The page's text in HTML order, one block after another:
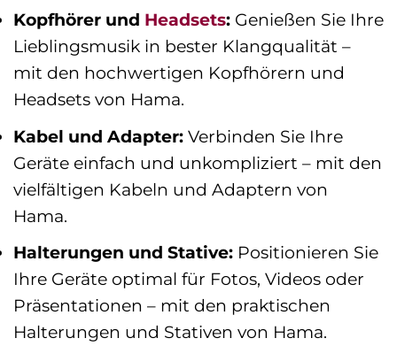
Kopfhörer und Headsets: Genießen Sie Ihre
Lieblingsmusik in bester Klangqualität –
mit den hochwertigen Kopfhörern und
Headsets von Hama.
Kabel und Adapter: Verbinden Sie Ihre
Geräte einfach und unkompliziert – mit den
vielfältigen Kabeln und Adaptern von
Hama.
Halterungen und Stative: Positionieren Sie
Ihre Geräte optimal für Fotos, Videos oder
Präsentationen – mit den praktischen
Halterungen und Stativen von Hama.